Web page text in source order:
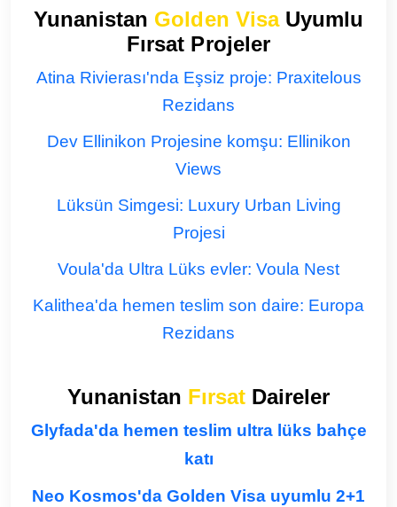
Yunanistan Golden VisaUyumlu
Fırsat Projeler
Atina Rivierası'nda Eşsiz proje: Praxitelous
Rezidans
Dev Ellinikon Projesine komşu: Ellinikon
Views
Lüksün Simgesi: Luxury Urban Living
Projesi
Voula'da Ultra Lüks evler: Voula Nest
Kalithea'da hemen teslim son daire: Europa
Rezidans
Yunanistan Fırsat Daireler
Glyfada'da hemen teslim ultra lüks bahçe
katı
Neo Kosmos'da Golden Visa uyumlu 2+1